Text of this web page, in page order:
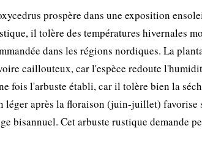
prospère dans une exposition
il tolère des températures hivernales
dans les régions nordiques. La
caillouteux, car l'espèce redoute
fois l'arbuste établi, car il tolère bien la
léger après la floraison (juin-juillet) favorise
bisannuel. Cet arbuste rustique demande